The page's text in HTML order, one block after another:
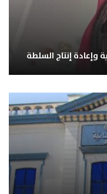
وإعادة إنتاج السلطة